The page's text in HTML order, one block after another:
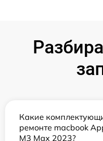
Какие
ремонте macbook
M3 Max 2023?